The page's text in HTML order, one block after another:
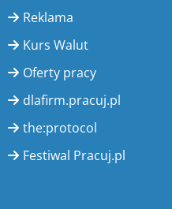
Reklama
Kurs Walut
Oferty pracy
dlafirm.pracuj.pl
the:protocol
Festiwal Pracuj.pl